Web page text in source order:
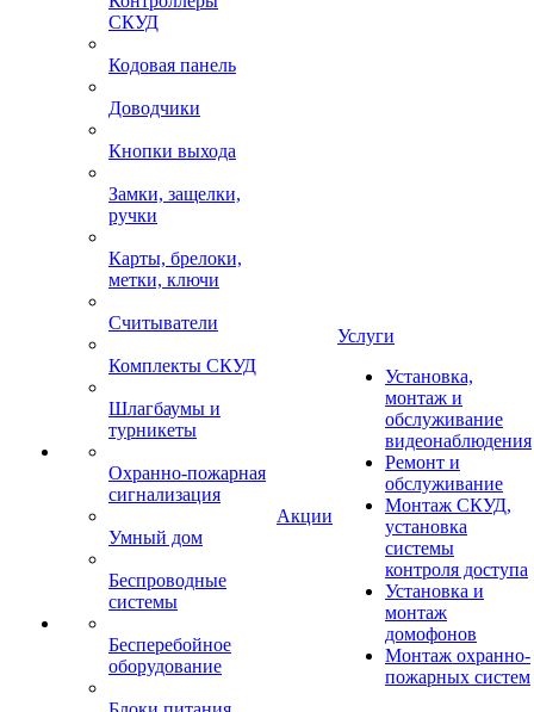
СКУД
Кодовая панель
Доводчики
Кнопки выхода
Замки, защелки,
ручки
Карты, брелоки,
метки, ключи
Считыватели
Комплекты СКУД
Шлагбаумы и
турникеты
Охранно-пожарная
сигнализация
Умный дом
Беспроводные
системы
Бесперебойное
оборудование
Акции
Услуги
Установка,
монтаж и
обслуживание
видеонаблюдения
Ремонт и
обслуживание
Монтаж СКУД,
установка
системы
контроля доступа
Установка и
монтаж
домофонов
Монтаж охранно-
пожарных систем